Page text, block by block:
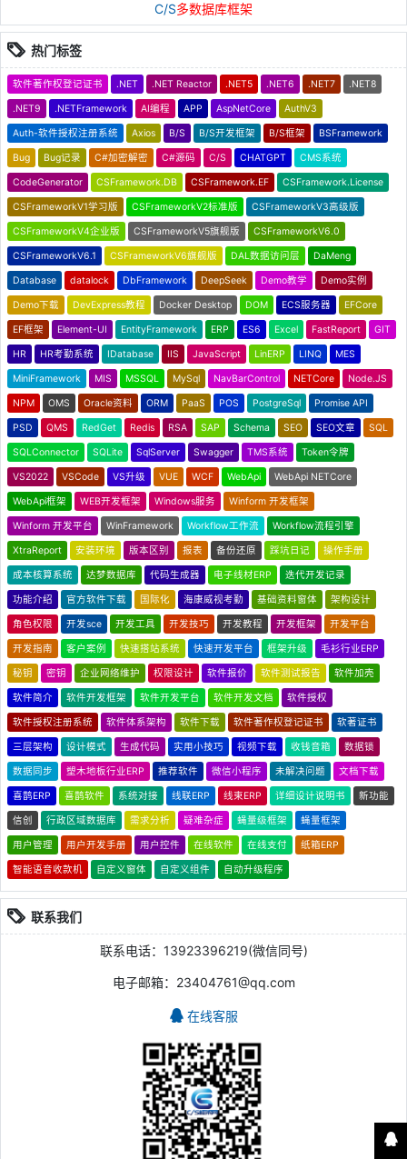
C/S多数据库框架
热门标签
软件著作权登记证书 .NET .NET Reactor .NET5 .NET6 .NET7 .NET8
.NET9 .NETFramework AI编程 APP AspNetCore AuthV3
Auth-软件授权注册系统 Axios B/S B/S开发框架 B/S框架 BSFramework
Bug Bug记录 C#加密解密 C#源码 C/S CHATGPT CMS系统
CodeGenerator CSFramework.DB CSFramework.EF CSFramework.License
CSFrameworkV1学习版 CSFrameworkV2标准版 CSFrameworkV3高级版
CSFrameworkV4企业版 CSFrameworkV5旗舰版 CSFrameworkV6.0
CSFrameworkV6.1 CSFrameworkV6旗舰版 DAL数据访问层 DaMeng
Database datalock DbFramework DeepSeek Demo教学 Demo实例
Demo下载 DevExpress教程 Docker Desktop DOM ECS服务器 EFCore
EF框架 Element-UI EntityFramework ERP ES6 Excel FastReport GIT
HR HR考勤系统 IDatabase IIS JavaScript LinERP LINQ MES
MiniFramework MIS MSSQL MySql NavBarControl NETCore Node.JS
NPM OMS Oracle资料 ORM PaaS POS PostgreSql Promise API
PSD QMS RedGet Redis RSA SAP Schema SEO SEO文章 SQL
SQLConnector SQLite SqlServer Swagger TMS系统 Token令牌
VS2022 VSCode VS升级 VUE WCF WebApi WebApi NETCore
WebApi框架 WEB开发框架 Windows服务 Winform 开发框架
Winform 开发平台 WinFramework Workflow工作流 Workflow流程引擎
XtraReport 安装环境 版本区别 报表 备份还原 踩坑日记 操作手册
成本核算系统 达梦数据库 代码生成器 电子线材ERP 迭代开发记录
功能介绍 官方软件下载 国际化 海康威视考勤 基础资料窗体 架构设计
角色权限 开发sce 开发工具 开发技巧 开发教程 开发框架 开发平台
开发指南 客户案例 快速搭站系统 快速开发平台 框架升级 毛衫行业ERP
秘钥 密钥 企业网络维护 权限设计 软件报价 软件测试报告 软件加壳
软件简介 软件开发框架 软件开发平台 软件开发文档 软件授权
软件授权注册系统 软件体系架构 软件下载 软件著作权登记证书 软著证书
三层架构 设计模式 生成代码 实用小技巧 视频下载 收钱音箱 数据锁
数据同步 塑木地板行业ERP 推荐软件 微信小程序 未解决问题 文档下载
喜鹊ERP 喜鹊软件 系统对接 线联ERP 线束ERP 详细设计说明书 新功能
信创 行政区域数据库 需求分析 疑难杂症 蝇量级框架 蝇量框架
用户管理 用户开发手册 用户控件 在线软件 在线支付 纸箱ERP
智能语音收款机 自定义窗体 自定义组件 自动升级程序
联系我们
联系电话：13923396219(微信同号)
电子邮箱：23404761@qq.com
在线客服